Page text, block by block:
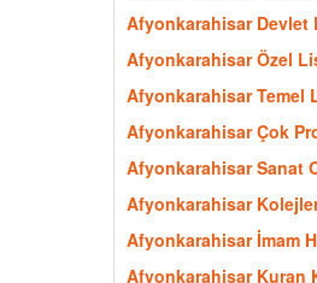
Afyonkarahisar Devlet
Afyonkarahisar Özel
Afyonkarahisar Temel
Afyonkarahisar Çok
Afyonkarahisar Sanat
Afyonkarahisar
Afyonkarahisar İmam
Afyonkarahisar Kuran